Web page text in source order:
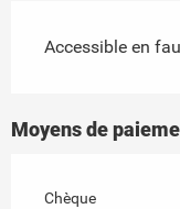
Accessible en
Moyens de
Chèque